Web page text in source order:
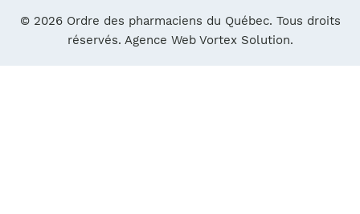
© 2026 Ordre des pharmaciens du Québec. Tous droits
réservés. Agence Web Vortex Solution.